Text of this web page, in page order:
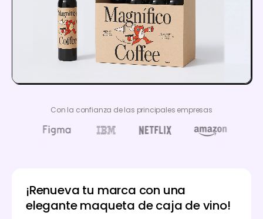
Con la confianza de las principales empresas
¡Renueva tu marca con una
elegante maqueta de caja de vino!